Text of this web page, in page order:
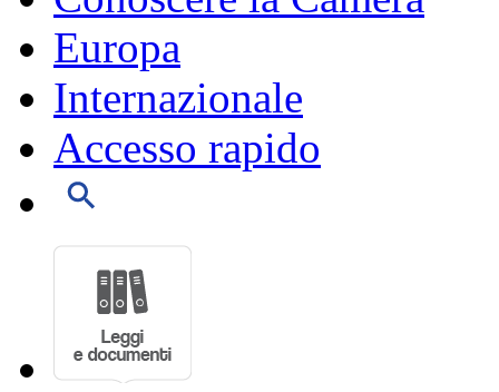
Europa
Internazionale
Accesso rapido